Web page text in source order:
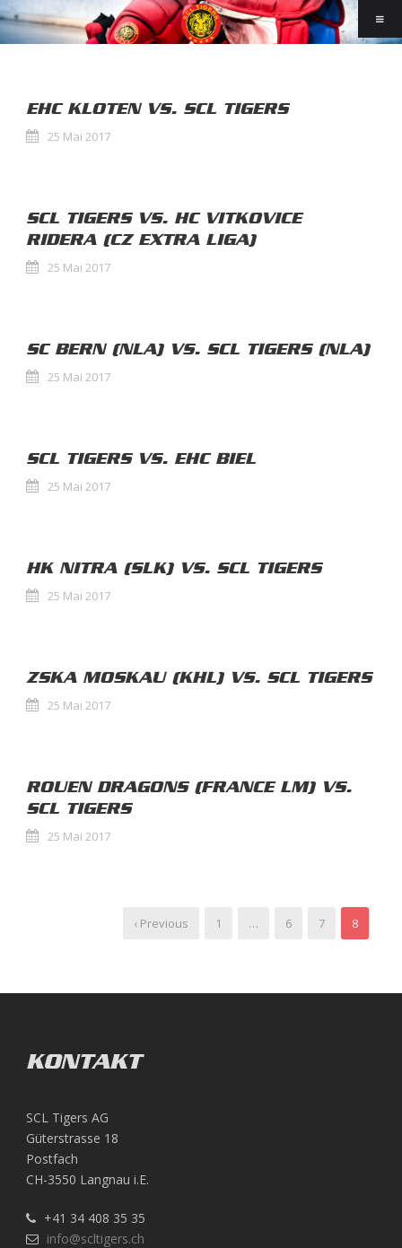
EHC KLOTEN VS. SCL TIGERS
25 Mai 2017
SCL TIGERS VS. HC VITKOVICE
RIDERA (CZ EXTRA LIGA)
25 Mai 2017
SC BERN (NLA) VS. SCL TIGERS (NLA)
25 Mai 2017
SCL TIGERS VS. EHC BIEL
25 Mai 2017
HK NITRA (SLK) VS. SCL TIGERS
25 Mai 2017
ZSKA MOSKAU (KHL) VS. SCL TIGERS
25 Mai 2017
ROUEN DRAGONS (FRANCE LM) VS.
SCL TIGERS
25 Mai 2017
‹ Previous 1 … 6 7 8
KONTAKT
SCL Tigers AG
Güterstrasse 18
Postfach
CH-3550 Langnau i.E.
+41 34 408 35 35
info@scltigers.ch